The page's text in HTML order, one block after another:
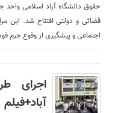
حقوق دانشگاه آزاد اسلامی
قضائی و دولتی افتتاح شد. این
اجتماعی و پیشگیری از وقوع جرم
اجرای
آباد+فیلم